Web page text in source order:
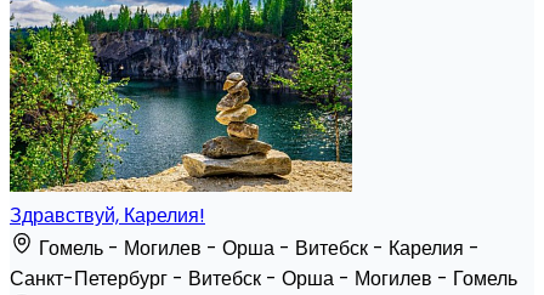
Здравствуй, Карелия!
Гомель - Могилев - Орша - Витебск - Карелия -
Санкт-Петербург - Витебск - Орша - Могилев - Гомель